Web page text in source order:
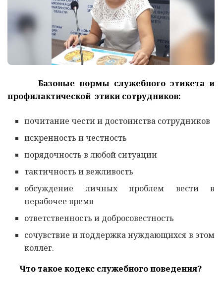
Базовые нормы служебного этикета и
профилактической этики сотрудников:
почитание чести и достоинства сотрудников
искренность и честность
порядочность в любой ситуации
тактичность и вежливость
обсуждение личных проблем вести в
нерабочее время
ответственность и добросовестность
сочувствие и поддержка нуждающихся в этом
коллег.
Что такое кодекс служебного поведения?